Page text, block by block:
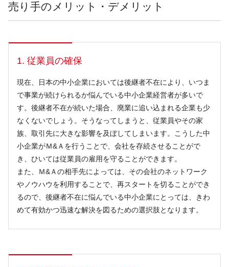
売り手のメリット・デメリット
1. 従業員の確保
現在、日本の中小企業においては後継者不在により、いつま
で事業が続けられるか悩んでいる中小企業経営者が多いで
す。後継者不在が続いた場合、廃業に追い込まれる企業も少
なくないでしょう。そうなってしまうと、従業員やその家
族、取引先に大きな影響を及ぼしてしまいます。こうした中
小企業がＭ&Ａを行うことで、会社を存続させることがで
き、ひいては従業員の雇用を守ることができます。
また、Ｍ&Ａの相手先によっては、その会社のネットワーク
やノウハウを利用することで、再スタートを切ることができ
るので、後継者不在に悩んでいる中小企業にとっては、きわ
めて有効かつ迅速な解決を図るための選択肢となります。